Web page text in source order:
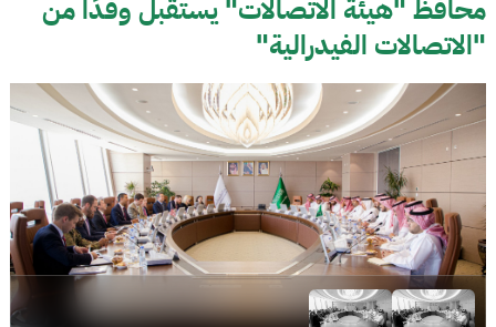
محافظ "هيئة الاتصالات" يستقبل وفدًا من
"الاتصالات الفيدرالية"